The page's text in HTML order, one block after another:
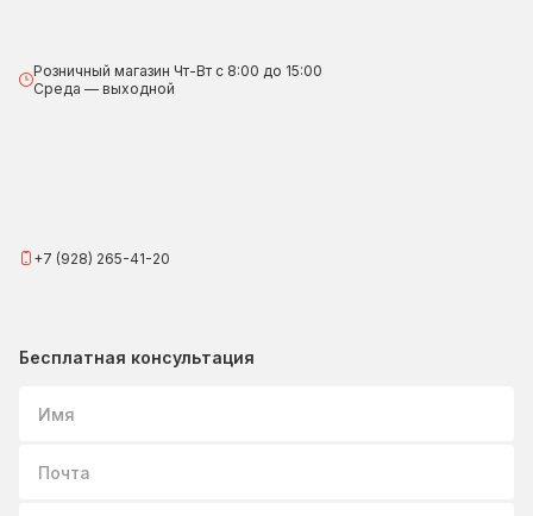
Розничный магазин Чт-Вт с 8:00 до 15:00
Среда — выходной
+7 (928) 265-41-20
Бесплатная консультация